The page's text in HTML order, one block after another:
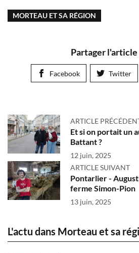
MORTEAU ET SA RÉGION
Partager l'article
Facebook Twitter
ARTICLE
Et si on portait un
Battant ?
12 juin, 2025
ARTICLE SUIVANT
Pontarlier -
ferme Simon-Pion
13 juin, 2025
L'actu dans Morteau et sa